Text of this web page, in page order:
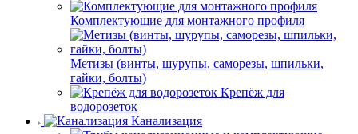
Комплектующие для монтажного профиля
Метизы (винты, шурупы, саморезы, шпильки,
гайки, болты)
Крепёж для
водорозеток
Канализация